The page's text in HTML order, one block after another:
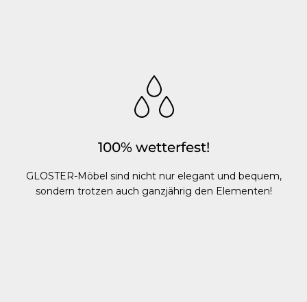
100% wetterfest!
GLOSTER-Möbel sind nicht nur elegant und bequem,
sondern trotzen auch ganzjährig den Elementen!